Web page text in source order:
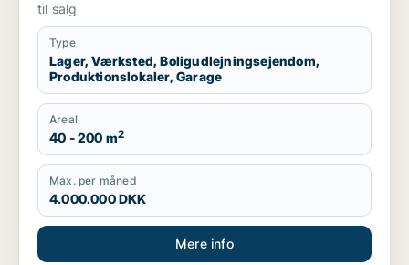
til salg
Type
Lager, Værksted, Boligudlejningsejendom,
Produktionslokaler, Garage
Areal
40 - 200 m2
Max. per måned
4.000.000 DKK
Mere info